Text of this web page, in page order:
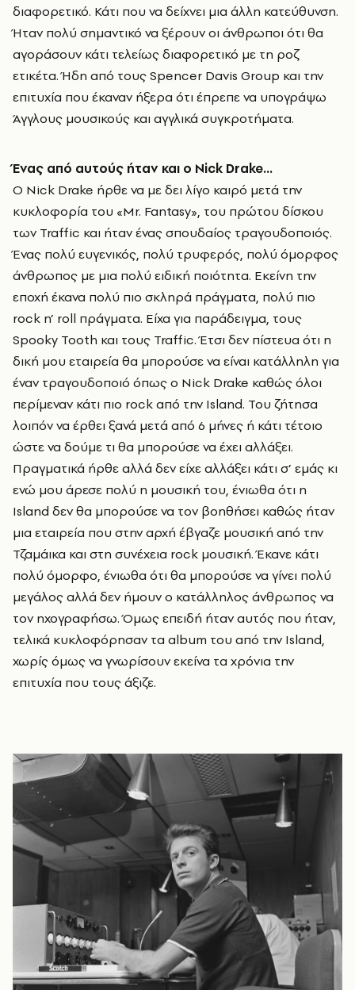
διαφορετικό. Κάτι που να δείχνει μια άλλη κατεύθυνση.
Ήταν πολύ σημαντικό να ξέρουν οι άνθρωποι ότι θα
αγοράσουν κάτι τελείως διαφορετικό με τη ροζ
ετικέτα. Ήδη από τους Spencer Davis Group και την
επιτυχία που έκαναν ήξερα ότι έπρεπε να υπογράψω
Άγγλους μουσικούς και αγγλικά συγκροτήματα.
Ένας από αυτούς ήταν και ο Nick Drake…
Ο Nick Drake ήρθε να με δει λίγο καιρό μετά την
κυκλοφορία του «Mr. Fantasy», του πρώτου δίσκου
των Traffic και ήταν ένας σπουδαίος τραγουδοποιός.
Ένας πολύ ευγενικός, πολύ τρυφερός, πολύ όμορφος
άνθρωπος με μια πολύ ειδική ποιότητα. Εκείνη την
εποχή έκανα πολύ πιο σκληρά πράγματα, πολύ πιο
rock n’ roll πράγματα. Είχα για παράδειγμα, τους
Spooky Tooth και τους Traffic. Έτσι δεν πίστευα ότι η
δική μου εταιρεία θα μπορούσε να είναι κατάλληλη για
έναν τραγουδοποιό όπως ο Nick Drake καθώς όλοι
περίμεναν κάτι πιο rock από την Island. Του ζήτησα
λοιπόν να έρθει ξανά μετά από 6 μήνες ή κάτι τέτοιο
ώστε να δούμε τι θα μπορούσε να έχει αλλάξει.
Πραγματικά ήρθε αλλά δεν είχε αλλάξει κάτι σ’ εμάς κι
ενώ μου άρεσε πολύ η μουσική του, ένιωθα ότι η
Island δεν θα μπορούσε να τον βοηθήσει καθώς ήταν
μια εταιρεία που στην αρχή έβγαζε μουσική από την
Τζαμάικα και στη συνέχεια rock μουσική. Έκανε κάτι
πολύ όμορφο, ένιωθα ότι θα μπορούσε να γίνει πολύ
μεγάλος αλλά δεν ήμουν ο κατάλληλος άνθρωπος να
τον ηχογραφήσω. Όμως επειδή ήταν αυτός που ήταν,
τελικά κυκλοφόρησαν τα album του από την Island,
χωρίς όμως να γνωρίσουν εκείνα τα χρόνια την
επιτυχία που τους άξιζε.